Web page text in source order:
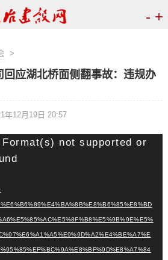
- +
>
应湖北桥面侧翻事故：违规办
年12月19日 20:57
not supported or